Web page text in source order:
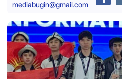
mediabugin@gmail.com